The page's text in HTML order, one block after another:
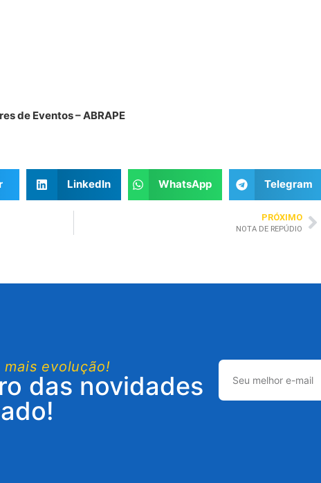
de Eventos – ABRAPE
LinkedIn WhatsApp Telegram
PRÓXIMO
NOTA DE REPÚDIO
evolução!
das novidades